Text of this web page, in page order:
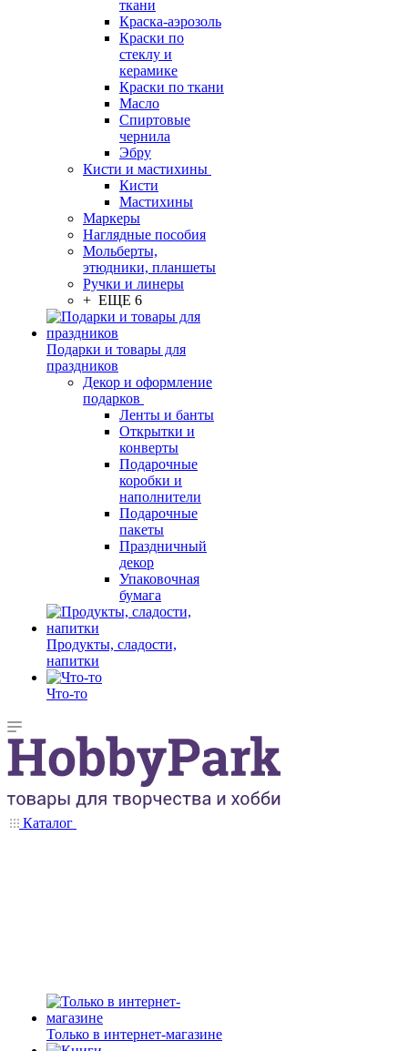
ткани
Краска-аэрозоль
Краски по
стеклу и
керамике
Краски по ткани
Масло
Спиртовые
чернила
Эбру
Кисти и мастихины
Кисти
Мастихины
Маркеры
Наглядные пособия
Мольберты,
этюдники, планшеты
Ручки и линеры
+ ЕЩЕ 6
Подарки и товары для
праздников
Декор и оформление
подарков
Ленты и банты
Открытки и
конверты
Подарочные
коробки и
наполнители
Подарочные
пакеты
Праздничный
декор
Упаковочная
бумага
Продукты, сладости,
напитки
Что-то
Каталог
Только в интернет-магазине